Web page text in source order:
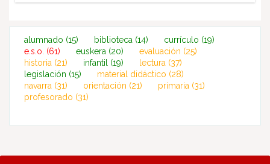
alumnado (15) biblioteca (14) currículo (19)
e.s.o. (61) euskera (20) evaluación (25)
historia (21) infantil (19) lectura (37)
legislación (15) material didáctico (28)
navarra (31) orientación (21) primaria (31)
profesorado (31)